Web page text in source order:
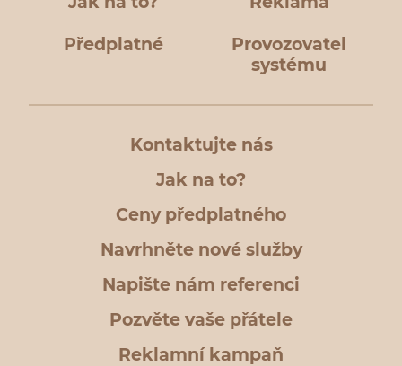
Předplatné
Provozovatel
systému
Kontaktujte nás
Jak na to?
Ceny předplatného
Navrhněte nové služby
Napište nám referenci
Pozvěte vaše přátele
Reklamní kampaň